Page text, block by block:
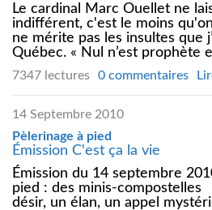
Le cardinal Marc Ouellet ne
indifférent, c'est le moins
ne mérite pas les insultes que
Québec. « Nul n’est prophète
7347 lectures 0 commentaires
14 Septembre 2010
Pèlerinage à pied
Émission C'est ça la vie
Émission du 14 septembre
pied : des minis-compostelles
désir, un élan, un appel